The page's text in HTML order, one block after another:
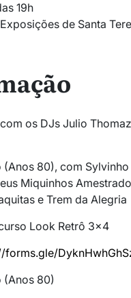
19h
de Santa
os DJs Julio
(Anos 80), com
Miquinhos
e Trem da Alegria
Look Retrô 3×4
forms.gle/
(Anos 80)